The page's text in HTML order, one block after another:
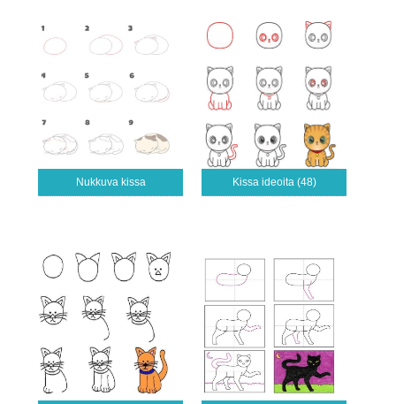
Nukkuva kissa Kissa ideoita (48)